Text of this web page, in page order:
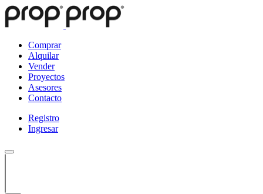
Comprar
Alquilar
Vender
Proyectos
Asesores
Contacto
Registro
Ingresar